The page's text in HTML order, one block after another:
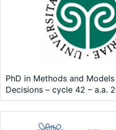
PhD in Methods and
Decisions – cycle 42 – a.a.